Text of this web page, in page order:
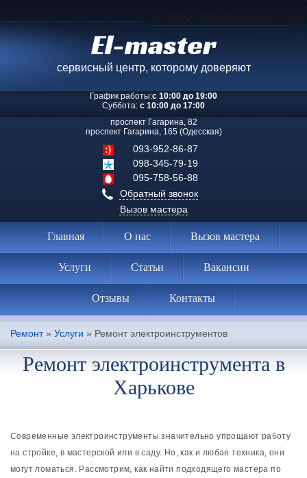
El-master
сервисный центр, которому доверяют
График работы:с 10:00 до 19:00
Суббота: с 10:00 до 17:00
проспект Гагарина, 82
проспект Гагарина, 165 (Одесская)
093-952-86-87
098-345-79-19
095-758-56-88
Обратный звонок
Вызов мастера
Главная О нас Вызов мастера
Услуги Статьи Вакансии
Отзывы Контакты
Ремонт» Услуги » Ремонт электроинструментов
Ремонт электроинструмента в
Харькове
Современные электроинструменты значительно упрощают работу
на стройке, в мастерской или в саду. Но, как и любая техника, они
могут ломаться. Рассмотрим, как найти подходящего мастера по